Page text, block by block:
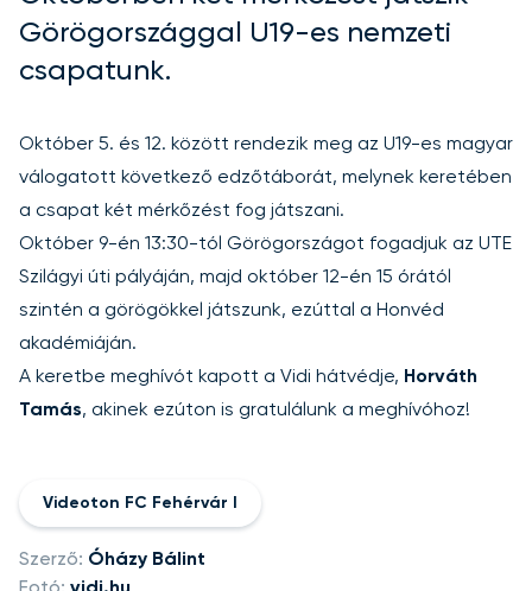
Görögországgal U19-es nemzeti
csapatunk.
Október 5. és 12. között rendezik meg az U19-es magyar
válogatott következő edzőtáborát, melynek keretében
a csapat két mérkőzést fog játszani.
Október 9-én 13:30-tól Görögországot fogadjuk az UTE
Szilágyi úti pályáján, majd október 12-én 15 órától
szintén a görögökkel játszunk, ezúttal a Honvéd
akadémiáján.
A keretbe meghívót kapott a Vidi hátvédje, Horváth
Tamás, akinek ezúton is gratulálunk a meghívóhoz!
Videoton FC Fehérvár I
Szerző: Óházy Bálint